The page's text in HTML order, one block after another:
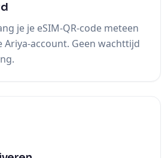
je je eSIM-QR-code meteen
Ariya-account. Geen wachttijd